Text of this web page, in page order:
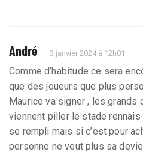
André 3 janvier 2024 à 12h01
Comme d’habitude ce sera
que des joueurs que plus
Maurice va signer , les grands
viennent piller le stade
se rempli mais si c’est pour
personne ne veut plus sa